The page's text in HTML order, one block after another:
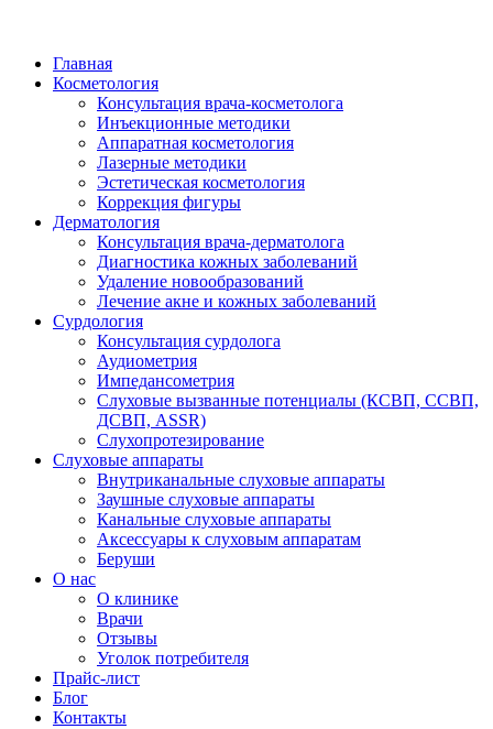
Главная
Косметология
Консультация врача-косметолога
Инъекционные методики
Аппаратная косметология
Лазерные методики
Эстетическая косметология
Коррекция фигуры
Дерматология
Консультация врача-дерматолога
Диагностика кожных заболеваний
Удаление новообразований
Лечение акне и кожных заболеваний
Сурдология
Консультация сурдолога
Аудиометрия
Импедансометрия
Слуховые вызванные потенциалы (КСВП, ССВП,
ДСВП, ASSR)
Слухопротезирование
Слуховые аппараты
Внутриканальные слуховые аппараты
Заушные слуховые аппараты
Канальные слуховые аппараты
Аксессуары к слуховым аппаратам
Беруши
О нас
О клинике
Врачи
Отзывы
Уголок потребителя
Прайс-лист
Блог
Контакты